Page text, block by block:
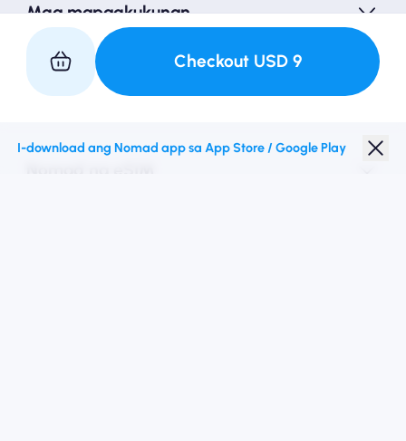
Checkout USD 9
Mga mapagkukunan
Kasosyo sa Amin
I-download ang Nomad app sa App Store / Google Play